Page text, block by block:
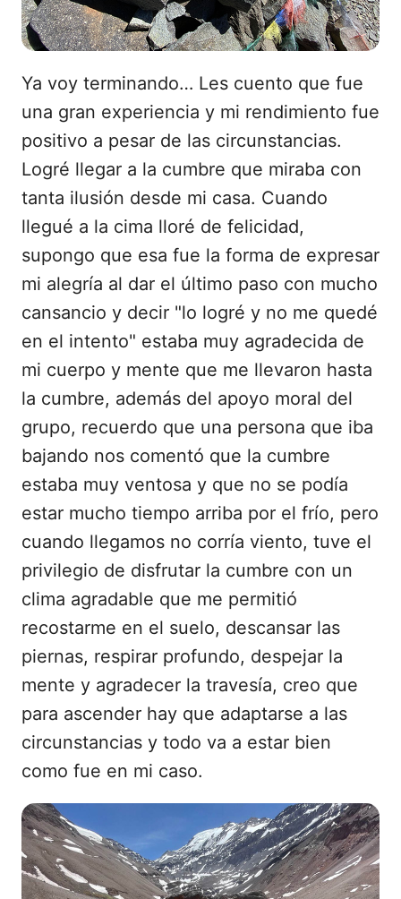
Ya voy terminando… Les cuento que fue
una gran experiencia y mi rendimiento fue
positivo a pesar de las circunstancias.
Logré llegar a la cumbre que miraba con
tanta ilusión desde mi casa. Cuando
llegué a la cima lloré de felicidad,
supongo que esa fue la forma de expresar
mi alegría al dar el último paso con mucho
cansancio y decir "lo logré y no me quedé
en el intento" estaba muy agradecida de
mi cuerpo y mente que me llevaron hasta
la cumbre, además del apoyo moral del
grupo, recuerdo que una persona que iba
bajando nos comentó que la cumbre
estaba muy ventosa y que no se podía
estar mucho tiempo arriba por el frío, pero
cuando llegamos no corría viento, tuve el
privilegio de disfrutar la cumbre con un
clima agradable que me permitió
recostarme en el suelo, descansar las
piernas, respirar profundo, despejar la
mente y agradecer la travesía, creo que
para ascender hay que adaptarse a las
circunstancias y todo va a estar bien
como fue en mi caso.